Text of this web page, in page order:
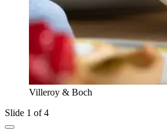
Villeroy & Boch
Slide 1 of 4